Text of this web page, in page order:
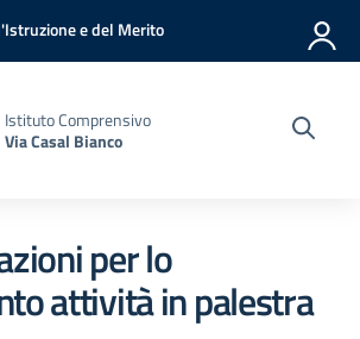
e del Merito
Istituto Comprensivo
Via Casal Bianco
per lo
attività in palestra